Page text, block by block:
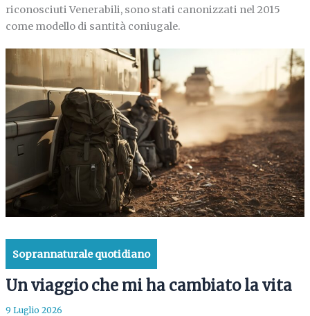
riconosciuti Venerabili, sono stati canonizzati nel 2015
come modello di santità coniugale.
Soprannaturale quotidiano
Un viaggio che mi ha cambiato la vita
9 Luglio 2026